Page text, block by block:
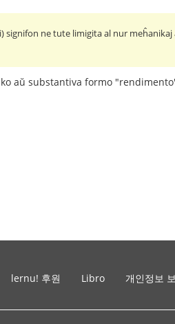
signifon ne tute limigita al nur meĥanikaj
aŭ substantiva formo
lernu! 후원 Libro 개인정보